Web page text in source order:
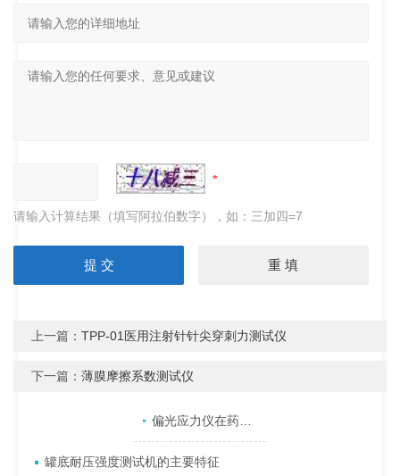
请输入计算结果（填写阿拉伯数字），如：三加四=7
上一篇：TPP-01医用注射针针尖穿刺力测试仪
下一篇：薄膜摩擦系数测试仪
相关文章 偏光应力仪在药用玻璃瓶质量控制中的关键应用
罐底耐压强度测试机的主要特征